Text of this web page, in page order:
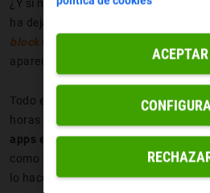
¿Y si nada de eso funciona? Hay
ha dejado de seguir en Instagram
block como una casa
aparecerá la
cuenta como privada o
Todo esto es práctico hasta cierto
horas al día para jugar a ser
apps externases una cuestión que
como para ni siquiera intentar
lo hace.
ACEPTAR